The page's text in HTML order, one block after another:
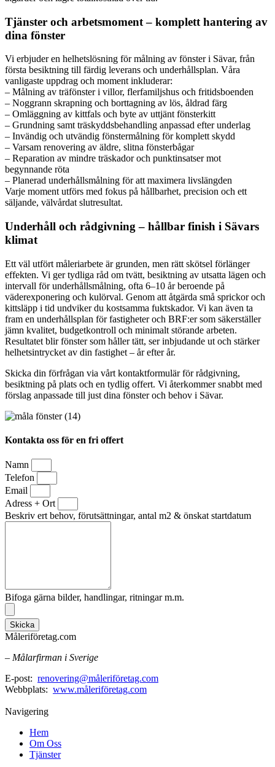
Tjänster och arbetsmoment – komplett hantering av
dina fönster
Vi erbjuder en helhetslösning för målning av fönster i Sävar, från
första besiktning till färdig leverans och underhållsplan. Våra
vanligaste uppdrag och moment inkluderar:
– Målning av träfönster i villor, flerfamiljshus och fritidsboenden
– Noggrann skrapning och borttagning av lös, åldrad färg
– Omläggning av kittfals och byte av uttjänt fönsterkitt
– Grundning samt träskyddsbehandling anpassad efter underlag
– Invändig och utvändig fönstermålning för komplett skydd
– Varsam renovering av äldre, slitna fönsterbågar
– Reparation av mindre träskador och punktinsatser mot
begynnande röta
– Planerad underhållsmålning för att maximera livslängden
Varje moment utförs med fokus på hållbarhet, precision och ett
säljande, välvårdat slutresultat.
Underhåll och rådgivning – hållbar finish i Sävars
klimat
Ett väl utfört måleriarbete är grunden, men rätt skötsel förlänger
effekten. Vi ger tydliga råd om tvätt, besiktning av utsatta lägen och
intervall för underhållsmålning, ofta 6–10 år beroende på
väderexponering och kulörval. Genom att åtgärda små sprickor och
kittsläpp i tid undviker du kostsamma fuktskador. Vi kan även ta
fram en underhållsplan för fastigheter och BRF:er som säkerställer
jämn kvalitet, budgetkontroll och minimalt störande arbeten.
Resultatet blir fönster som håller tätt, ser inbjudande ut och stärker
helhetsintrycket av din fastighet – år efter år.
Skicka din förfrågan via vårt kontaktformulär för rådgivning,
besiktning på plats och en tydlig offert. Vi återkommer snabbt med
förslag anpassade till just dina fönster och behov i Sävar.
Kontakta oss för en fri offert
Namn
Telefon
Email
Adress + Ort
Beskriv ert behov, förutsättningar, antal m2 & önskat startdatum
Bifoga gärna bilder, handlingar, ritningar m.m.
Skicka
Måleriföretag.com
– Målarfirman i Sverige
E-post: renovering@måleriföretag.com
Webbplats: www.måleriföretag.com
Navigering
Hem
Om Oss
Tjänster